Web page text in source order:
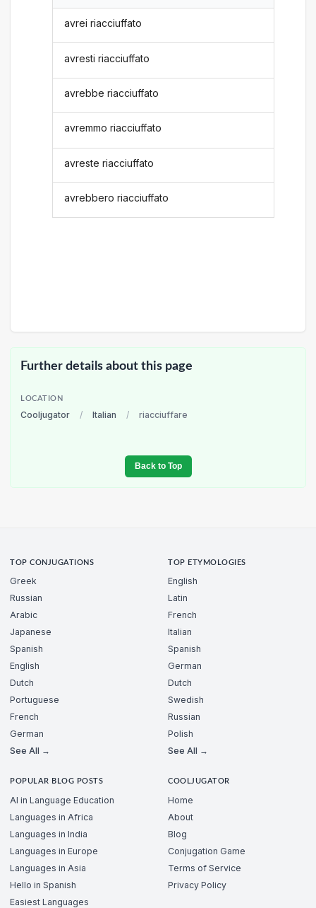
avrei riacciuffato
avresti riacciuffato
avrebbe riacciuffato
avremmo riacciuffato
avreste riacciuffato
avrebbero riacciuffato
Further details about this page
LOCATION
Cooljugator / Italian / riacciuffare
Back to Top
TOP CONJUGATIONS
Greek
Russian
Arabic
Japanese
Spanish
English
Dutch
Portuguese
French
German
See All →
TOP ETYMOLOGIES
English
Latin
French
Italian
Spanish
German
Dutch
Swedish
Russian
Polish
See All →
POPULAR BLOG POSTS
AI in Language Education
Languages in Africa
Languages in India
Languages in Europe
Languages in Asia
Hello in Spanish
Easiest Languages
COOLJUGATOR
Home
About
Blog
Conjugation Game
Terms of Service
Privacy Policy